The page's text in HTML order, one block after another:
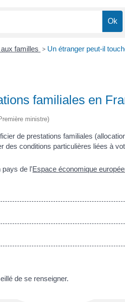
familles > Un étranger peut-il
familiales en
ministre)
de prestations familiales
conditions particulières liées à
pays de l'Espace économique
de se renseigner.